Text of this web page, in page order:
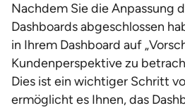
Nachdem Sie die Anpassung
Dashboards abgeschlossen
in Ihrem Dashboard auf
Kundenperspektive zu
Dies ist ein wichtiger Schritt
ermöglicht es Ihnen, das